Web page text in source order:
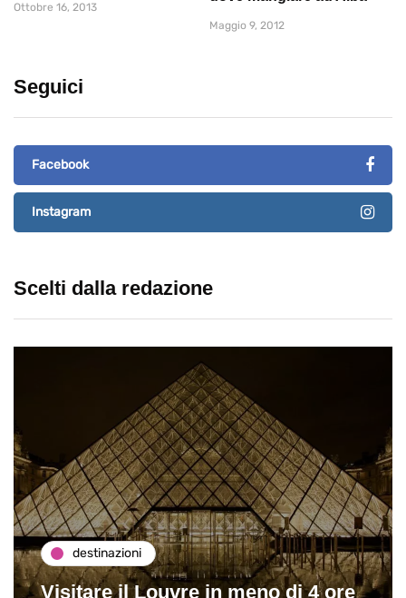
Ottobre 16, 2013
Maggio 9, 2012
Seguici
Facebook
Instagram
Scelti dalla redazione
destinazioni
Visitare il Louvre in meno di 4 ore